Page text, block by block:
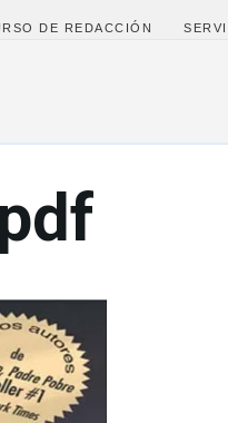
DE REDACCIÓN